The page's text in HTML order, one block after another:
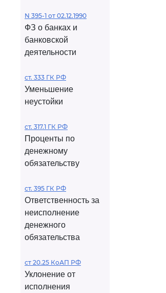
N 395-1 от 02.12.1990
ФЗ о банках и
банковской
деятельности
ст. 333 ГК РФ
Уменьшение
неустойки
ст. 317.1 ГК РФ
Проценты по
денежному
обязательству
ст. 395 ГК РФ
Ответственность за
неисполнение
денежного
обязательства
ст 20.25 КоАП РФ
Уклонение от
исполнения